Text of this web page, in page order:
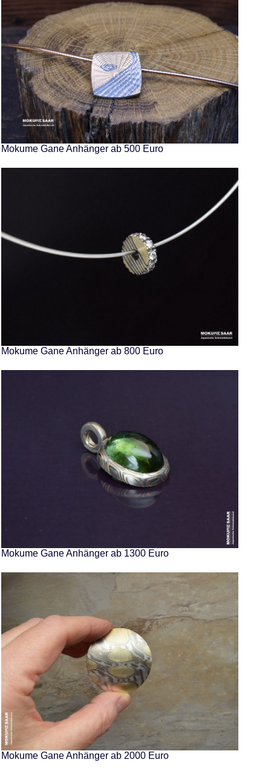
Mokume Gane Anhänger ab 500 Euro
Mokume Gane Anhänger ab 800 Euro
Mokume Gane Anhänger ab 1300 Euro
Mokume Gane Anhänger ab 2000 Euro